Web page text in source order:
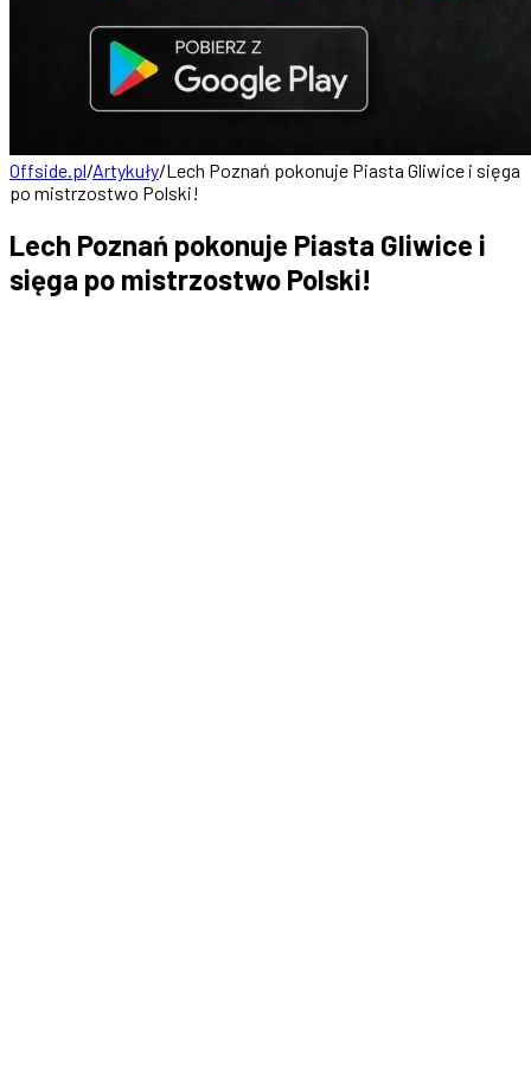
Offside.pl/Artykuły/Lech Poznań pokonuje Piasta Gliwice i sięga
po mistrzostwo Polski!
Lech Poznań pokonuje Piasta Gliwice i
sięga po mistrzostwo Polski!